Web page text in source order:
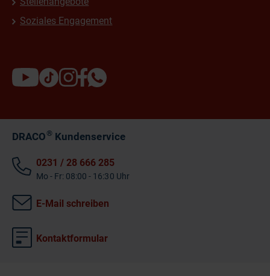
Soziales Engagement
DRACO®Kundenservice
0231 / 28 666 285
Mo - Fr: 08:00 - 16:30 Uhr
E-Mail schreiben
Kontaktformular